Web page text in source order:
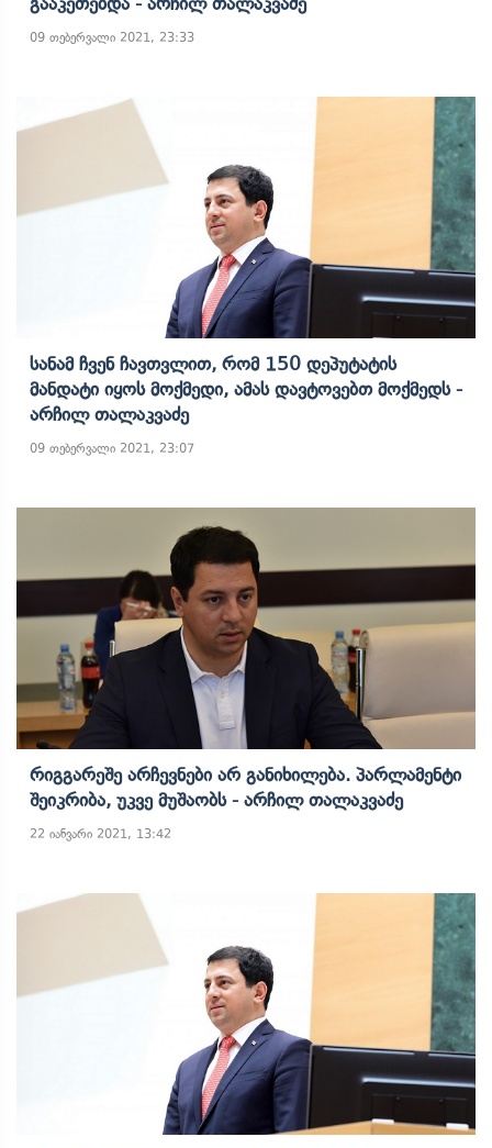
09 თებერვალი 2021, 23:33
Სანამ Ჩვენ Ჩავთვლით, Რომ 150 Დეპუტატის
Მანდატი Იყოს Მოქმედი, Ამას Დავტოვებთ Მოქმედს -
Არჩილ Თალაკვაძე
09 თებერვალი 2021, 23:07
Რიგგარეშე Არჩევნები Არ Განიხილება. Პარლამენტი
Შეიკრიბა, Უკვე Მუშაობს - Არჩილ Თალაკვაძე
22 იანვარი 2021, 13:42